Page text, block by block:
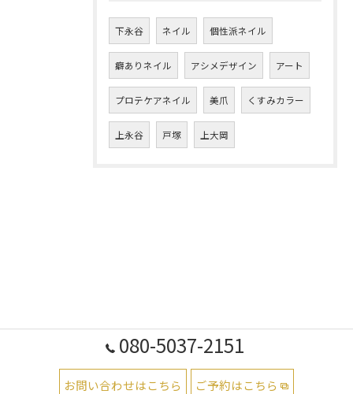
下永谷 ネイル 個性派ネイル
癖ありネイル アシメデザイン アート
プロテケアネイル 美爪 くすみカラー
上永谷 戸塚 上大岡
080-5037-2151
お問い合わせはこちら ご予約はこちら